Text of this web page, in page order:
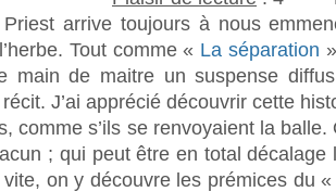
Priest arrive toujours à nous
Tout comme « La séparation
main de maitre un suspense
J’ai apprécié découvrir cette
comme s’ils se renvoyaient la
; qui peut être en total décalage
on y découvre les prémices du